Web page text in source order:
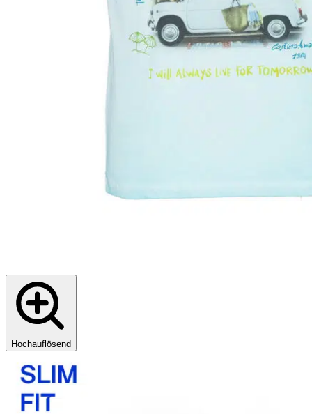
Hochauflösend